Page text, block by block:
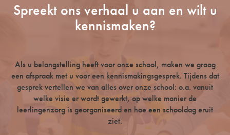
Spreekt ons verhaal u aan en wilt u
kennismaken?
Als u belangstelling heeft voor onze school, maken we graag
een afspraak met u voor een kennismakingsgesprek. Tijdens dat
gesprek vertellen we van alles over onze school: o.a. vanuit
welke visie er wordt gewerkt, op welke manier de
leerlingenzorg is georganiseerd en hoe een schooldag eruit
ziet.